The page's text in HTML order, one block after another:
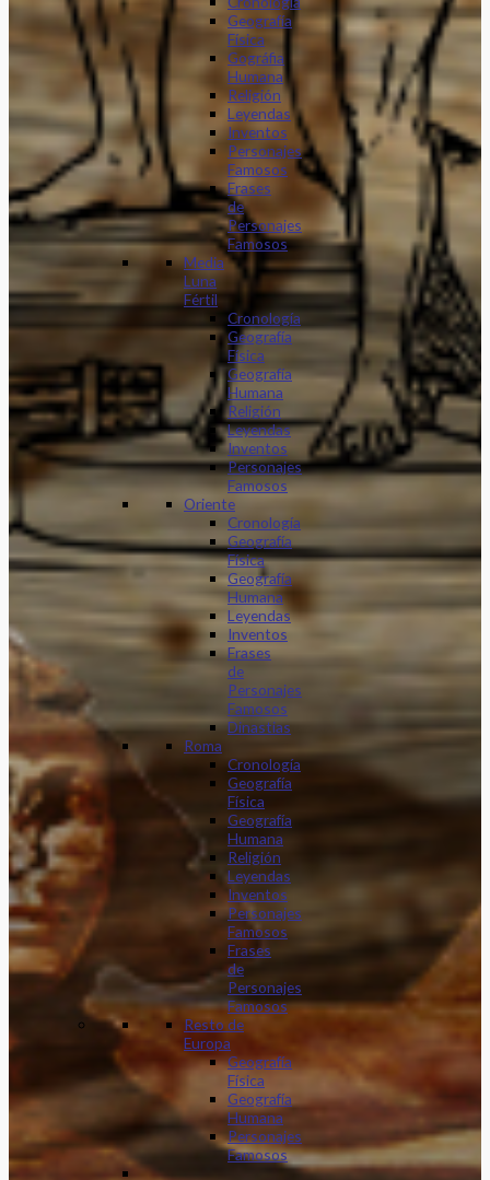
Geografía
Física
Gográfia
Humana
Religión
Leyendas
Inventos
Personajes
Famosos
Frases
de
Personajes
Famosos
Media
Luna
Fértil
Cronología
Geografía
Física
Geografía
Humana
Religión
Leyendas
Inventos
Personajes
Famosos
Oriente
Cronología
Geografía
Física
Geografía
Humana
Leyendas
Inventos
Frases
de
Personajes
Famosos
Dinastias
Roma
Cronología
Geografía
Física
Geografía
Humana
Religión
Leyendas
Inventos
Personajes
Famosos
Frases
de
Personajes
Famosos
Resto de
Europa
Geografía
Física
Geografía
Humana
Personajes
Famosos